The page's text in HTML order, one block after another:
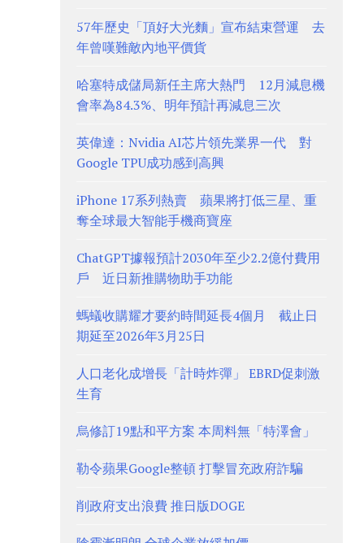
57年歷史「頂好大光麵」宣布結束營運 去
年曾嘆難敵內地平價貨
哈塞特成儲局新任主席大熱門 12月減息機
會率為84.3%、明年預計再減息三次
英偉達：Nvidia AI芯片領先業界一代 對
Google TPU成功感到高興
iPhone 17系列熱賣 蘋果將打低三星、重
奪全球最大智能手機商寶座
ChatGPT據報預計2030年至少2.2億付費用
戶 近日新推購物助手功能
螞蟻收購耀才要約時間延長4個月 截止日
期延至2026年3月25日
人口老化成增長「計時炸彈」 EBRD促刺激
生育
烏修訂19點和平方案 本周料無「特澤會」
勒令蘋果Google整頓 打擊冒充政府詐騙
削政府支出浪費 推日版DOGE